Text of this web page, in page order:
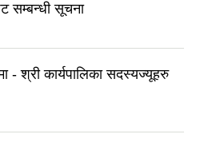
सम्बन्धी सूचना
- श्री कार्यपालिका सदस्यज्यूहरु